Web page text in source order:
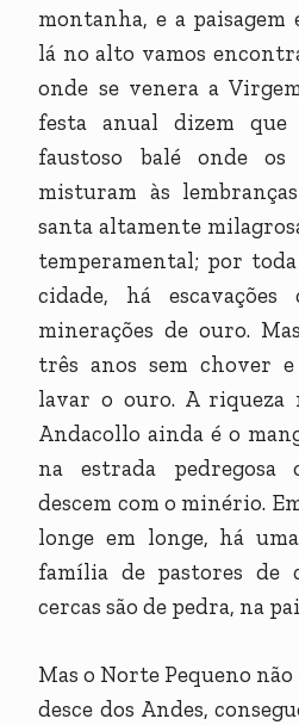
montanha, e a paisagem
lá no alto vamos
onde se venera a
festa anual dizem
faustoso balé onde
misturam às
santa altamente
temperamental; por
cidade, há escavações
minerações de ouro.
três anos sem chover
lavar o ouro. A riqueza
Andacollo ainda é o
na estrada pedregosa
descem com o minério.
longe em longe, há
família de pastores de
cercas são de pedra, na
Mas o Norte Pequeno
desce dos Andes,